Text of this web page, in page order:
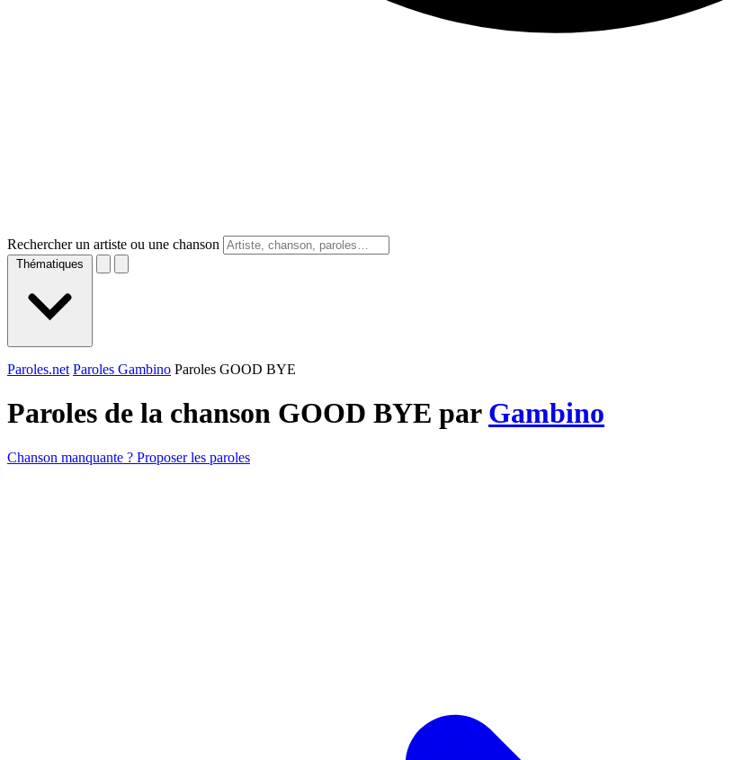
Rechercher un artiste ou une chanson
Thématiques
Paroles.net Paroles Gambino Paroles GOOD BYE
Paroles de la chanson GOOD BYE par Gambino
Chanson manquante ? Proposer les paroles